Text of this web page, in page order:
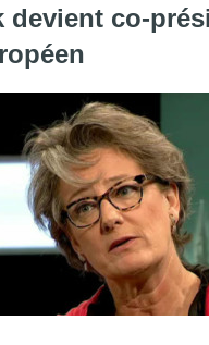
devient co-